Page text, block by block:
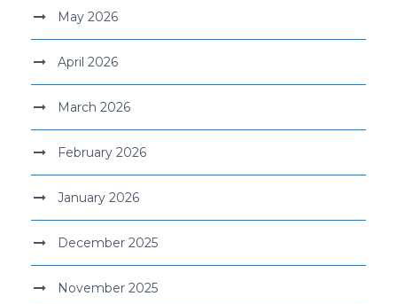
May 2026
April 2026
March 2026
February 2026
January 2026
December 2025
November 2025